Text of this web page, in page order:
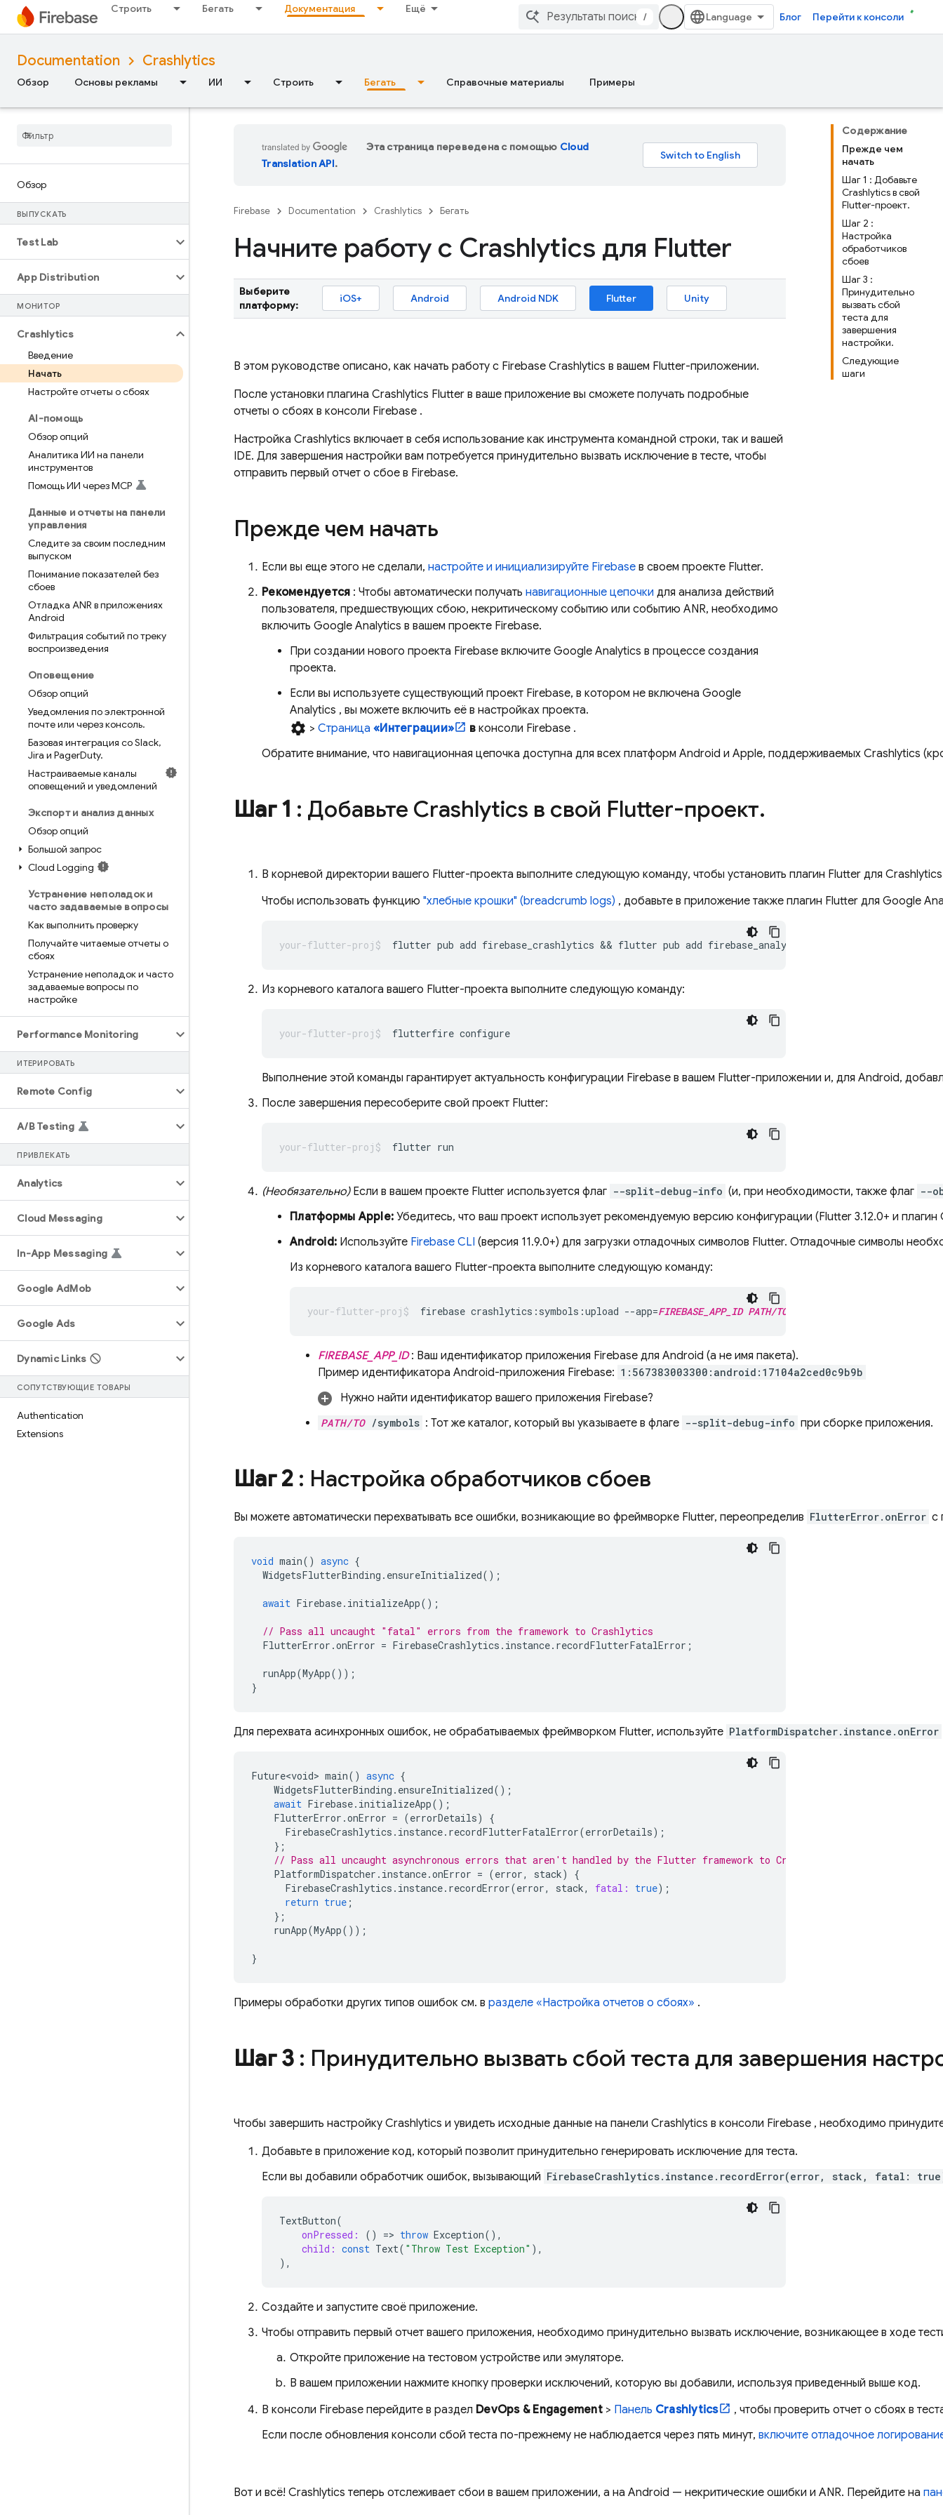
Строить Бегать Документация Ещё
/ Блог Перейти к консоли
Documentation Crashlytics
Обзор Основы рекламы ИИ Строить Бегать Справочные материалы Примеры
Обзор
ВЫПУСКАТЬ
Test Lab
App Distribution
МОНИТОР
Crashlytics
Введение
Начать
Настройте отчеты о сбоях
AI-помощь
Обзор опций
Аналитика ИИ на панели
инструментов
Помощь ИИ через MCP
Данные и отчеты на панели
управления
Следите за своим последним
выпуском
Понимание показателей без
сбоев
Отладка ANR в приложениях
Android
Фильтрация событий по треку
воспроизведения
Оповещение
Обзор опций
Уведомления по электронной
почте или через консоль.
Базовая интеграция со Slack,
Jira и PagerDuty.
Настраиваемые каналы
оповещений и уведомлений
Экспорт и анализ данных
Обзор опций
Большой запрос
Cloud Logging
Устранение неполадок и
часто задаваемые вопросы
Как выполнить проверку
Получайте читаемые отчеты о
сбоях
Устранение неполадок и часто
задаваемые вопросы по
настройке
Performance Monitoring
ИТЕРИРОВАТЬ
Remote Config
A/B Testing
ПРИВЛЕКАТЬ
Analytics
Cloud Messaging
In-App Messaging
Google AdMob
Google Ads
Dynamic Links
СОПУТСТВУЮЩИЕ ТОВАРЫ
Authentication
Extensions
Содержание
Прежде чем
начать
Шаг 1 : Добавьте
Crashlytics в свой
Flutter-проект.
Шаг 2 :
Настройка
обработчиков
сбоев
Шаг 3 :
Принудительно
вызвать сбой
теста для
завершения
настройки.
Следующие
шаги
Эта страница переведена с помощью Cloud
Translation API.
Firebase Documentation Crashlytics Бегать
Начните работу с Crashlytics для Flutter
Выберите
платформу:
iOS+ Android Android NDK Flutter Unity
В этом руководстве описано, как начать работу с Firebase Crashlytics в вашем Flutter-приложении.
После установки плагина Crashlytics Flutter в ваше приложение вы сможете получать подробные
отчеты о сбоях в консоли Firebase .
Настройка Crashlytics включает в себя использование как инструмента командной строки, так и вашей
IDE. Для завершения настройки вам потребуется принудительно вызвать исключение в тесте, чтобы
отправить первый отчет о сбое в Firebase.
Прежде чем начать
Если вы еще этого не сделали, настройте и инициализируйте Firebase в своем проекте Flutter.
Рекомендуется : Чтобы автоматически получатьнавигационные цепочки для анализа действий
пользователя, предшествующих сбою, некритическому событию или событию ANR, необходимо
включить Google Analytics в вашем проекте Firebase.
При создании нового проекта Firebase включите Google Analytics в процессе создания
проекта.
Если вы используете существующий проект Firebase, в котором не включена Google
Analytics , вы можете включить её в настройках проекта.
settings > Страница «Интеграции» в консоли Firebase .
Обратите внимание, что навигационная цепочка доступна для всех платформ Android и Apple, поддерживаемых Crashlytics
Шаг 1 : Добавьте Crashlytics в свой Flutter-проект.
В корневой директории вашего Flutter-проекта выполните следующую команду, чтобы установить плагин Flutter для Crashlytics
Чтобы использовать функцию "хлебные крошки" (breadcrumb logs) , добавьте в приложение также плагин Flutter для Google
flutter pub add firebase_crashlytics && flutter pub add
Из корневого каталога вашего Flutter-проекта выполните следующую команду:
flutterfire
Выполнение этой команды гарантирует актуальность конфигурации Firebase в вашем Flutter-приложении и, для Android,
После завершения пересоберите свой проект Flutter:
flutter
(Необязательно)Если в вашем проекте Flutter используется флаг --split-debug-info (и, при необходимости, также флаг --
Платформы Apple: Убедитесь, что ваш проект использует рекомендуемую версию конфигурации (Flutter 3.12.0+ и плагин
Android: Используйте Firebase CLI (версия 11.9.0+) для загрузки отладочных символов Flutter. Отладочные символы
Из корневого каталога вашего Flutter-проекта выполните следующую команду:
firebase crashlytics:symbols:upload --app=FIREBASE_APP_ID PATH/TO
FIREBASE_APP_ID: Ваш идентификатор приложения Firebase для Android (а не имя пакета).
Пример идентификатора Android-приложения Firebase: 1:567383003300:android:17104a2ced0c9b9b
Нужно найти идентификатор вашего приложения Firebase?
PATH/TO/symbols : Тот же каталог, который вы указываете в флаге --split-debug-info при сборке приложения.
Шаг 2 : Настройка обработчиков сбоев
Вы можете автоматически перехватывать все ошибки, возникающие во фреймворке Flutter, переопределив FlutterError.onError с
void main() async {
WidgetsFlutterBinding . ensureInitialized();
await Firebase. initializeApp();
// Pass all uncaught "fatal" errors from the framework to Crashlytics
FlutterError .onError = FirebaseCrashlytics . instance. recordFlutterFatalError ;
runApp(MyApp());
}
Для перехвата асинхронных ошибок, не обрабатываемых фреймворком Flutter, используйте PlatformDispatcher.instance.onError
Future<void> main() async {
WidgetsFlutterBinding . ensureInitialized();
await Firebase. initializeApp();
FlutterError .onError = (errorDetails)
{
FirebaseCrashlytics . instance. recordFlutterFatalError(errorDetails);
};
// Pass all uncaught asynchronous errors that aren't handled by the Flutter framework to Crashlytics
PlatformDispatcher . instance.onError = (error, stack)
{
FirebaseCrashlytics . instance. recordError(error, stack, fatal: true);
return true ;
};
runApp(MyApp());
}
Примеры обработки других типов ошибок см. в разделе «Настройка отчетов о сбоях» .
Шаг 3 : Принудительно вызвать сбой теста для завершения
Чтобы завершить настройку Crashlytics и увидеть исходные данные на панели Crashlytics в консоли Firebase , необходимо
Добавьте в приложение код, который позволит принудительно генерировать исключение для теста.
Если вы добавили обработчик ошибок, вызывающий FirebaseCrashlytics.instance.recordError(error, stack, fatal:
TextButton(
onPressed:
() => throw Exception(),
child: const Text( "Throw Test Exception" ),
),
Создайте и запустите своё приложение.
Чтобы отправить первый отчет вашего приложения, необходимо принудительно вызвать исключение, возникающее в ходе
Откройте приложение на тестовом устройстве или эмуляторе.
В вашем приложении нажмите кнопку проверки исключений, которую вы добавили, используя приведенный выше код.
В консоли Firebase перейдите в раздел DevOps & Engagement> Панель Crashlytics
, чтобы проверить отчет о сбоях в
Если после обновления консоли сбой теста по-прежнему не наблюдается через пять минут, включите отладочное
Вот и всё! Crashlytics теперь отслеживает сбои в вашем приложении, а на Android — некритические ошибки и ANR. Перейдите на